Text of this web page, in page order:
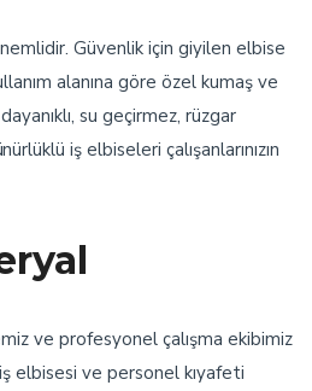
Güvenlik için giyilen elbise
alanına göre özel kumaş ve
su geçirmez, rüzgar
iş elbiseleri çalışanlarınızın
ve profesyonel çalışma ekibimiz
elbisesi ve personel kıyafeti